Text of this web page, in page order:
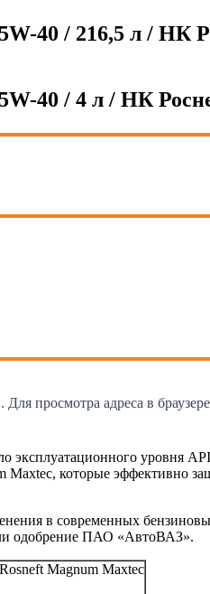
40 / 216,5 л / НК
40 / 4 л / НК
просмотра адреса в
эксплуатационного уровня
Maxtec, которые эффективно
в современных
одобрение ПАО «АвтоВАЗ».
Rosneft Magnum Maxtec